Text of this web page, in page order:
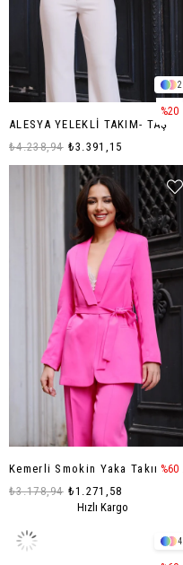
2
ALESYA YELEKLİ TAKIM- TAŞ
₺3.391,15
₺4.238,94
%20
₺1.271,58
₺3.178,94
%60
Hızlı Kargo
4